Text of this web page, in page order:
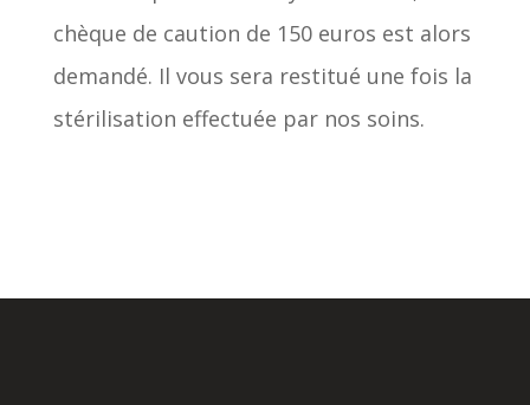
chèque de caution de 150 euros est alors
demandé. Il vous sera restitué une fois la
stérilisation effectuée par nos soins.